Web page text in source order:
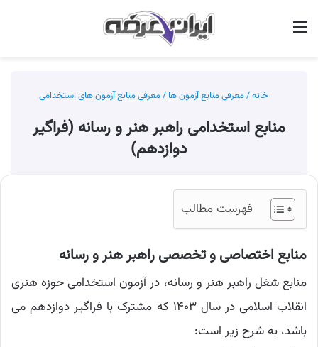
خانه/معرفی منابع آزمون ها /معرفی منابع آزمون های استخدامی
منابع استخدامی راهبر هنر و رسانه (فراگیر
دوازدهم)
فهرست مطالب
منابع اختصاصی و تخصصی راهبر هنر و رسانه
منابع شغل راهبر هنر و رسانه، در آزمون استخدامی حوزه هنری
انقلاب اسلامی در سال ۱۴۰۳ که مشترک با فراگیر دوازدهم می
باشد، به شرح زیر است: